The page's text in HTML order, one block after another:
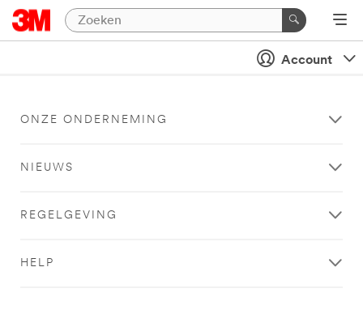
Account
ONZE ONDERNEMING
NIEUWS
REGELGEVING
HELP